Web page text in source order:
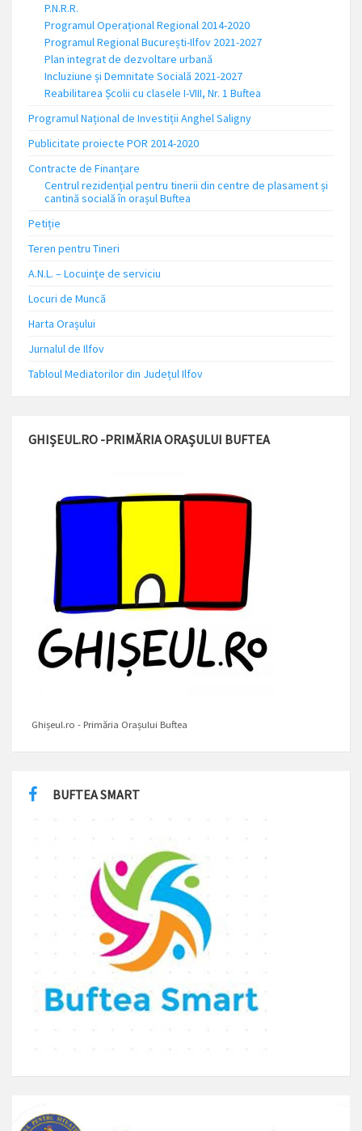
P.N.R.R.
Programul Operațional Regional 2014-2020
Programul Regional București-Ilfov 2021-2027
Plan integrat de dezvoltare urbană
Incluziune și Demnitate Socială 2021-2027
Reabilitarea Școlii cu clasele I-VIII, Nr. 1 Buftea
Programul Național de Investiții Anghel Saligny
Publicitate proiecte POR 2014-2020
Contracte de Finanțare
Centrul rezidențial pentru tinerii din centre de plasament și
cantină socială în orașul Buftea
Petiție
Teren pentru Tineri
A.N.L. – Locuinţe de serviciu
Locuri de Muncă
Harta Orașului
Jurnalul de Ilfov
Tabloul Mediatorilor din Județul Ilfov
GHIȘEUL.RO -PRIMĂRIA ORAȘULUI BUFTEA
Ghișeul.ro - Primăria Orașului Buftea
BUFTEA SMART